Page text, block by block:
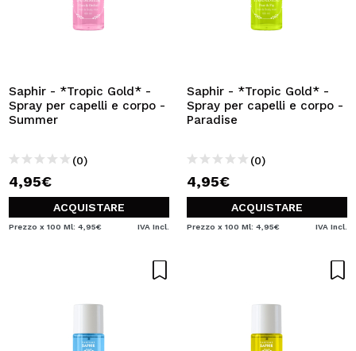
Saphir - *Tropic Gold* -
Spray per capelli e corpo -
Summer
(0)
4,95€
ACQUISTARE
Prezzo x 100 Ml: 4,95€ IVA Incl.
Saphir - *Tropic Gold* -
Spray per capelli e corpo -
Paradise
(0)
4,95€
ACQUISTARE
Prezzo x 100 Ml: 4,95€ IVA Incl.